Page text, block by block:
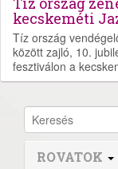
kecskeméti
Tíz ország
között zajló, 10.
fesztiválon a
ROVATOK